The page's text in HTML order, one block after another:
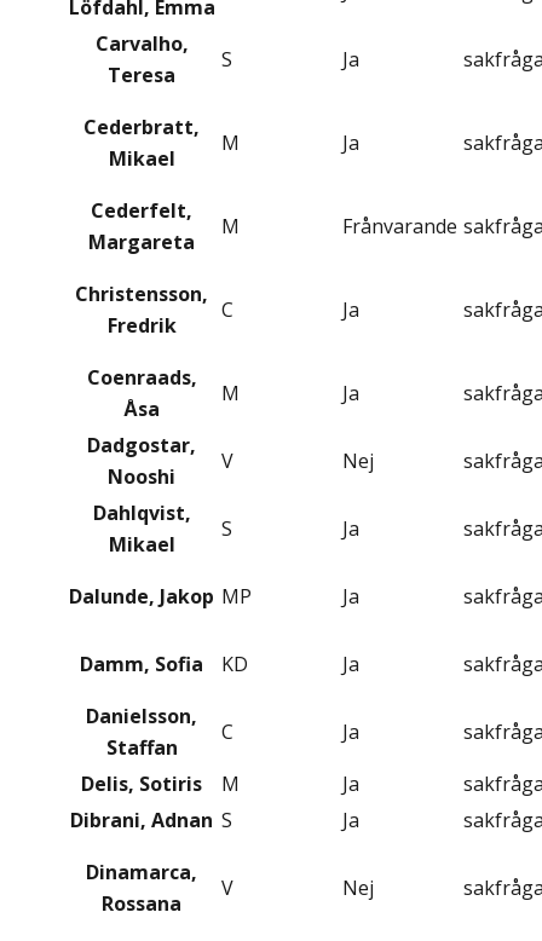
Löfdahl, Emma
Carvalho,
Teresa
S Ja
Cederbratt,
Mikael
M Ja
Cederfelt,
Margareta
M Frånvarande
Christensson,
Fredrik
C Ja
Coenraads,
Åsa
M Ja
Dadgostar,
Nooshi
V Nej
Dahlqvist,
Mikael
S Ja
Dalunde, Jakop MP Ja
Damm, Sofia KD Ja
Danielsson,
Staffan
C Ja
Delis, Sotiris
M Ja
Dibrani, Adnan S Ja
Dinamarca,
Rossana
V Nej